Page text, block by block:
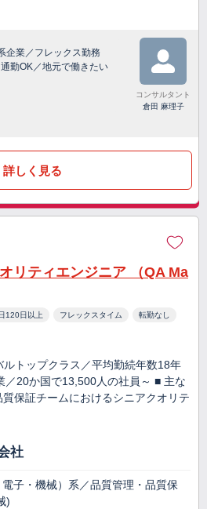
企業／フレックス勤務
勤OK／地元で働きたい
コンサルタント
倉田 麻理子
詳しく見る
リティエンジニア （QA Ma
120日以上 フレックスタイム 転勤なし
ルトップクラス／平均勤続年数18年
／20か国で13,500人の社員～ ■ 主な
保証チームにおけるシニアクオリテ
社
子・機械）系／品質管理・品質保
)